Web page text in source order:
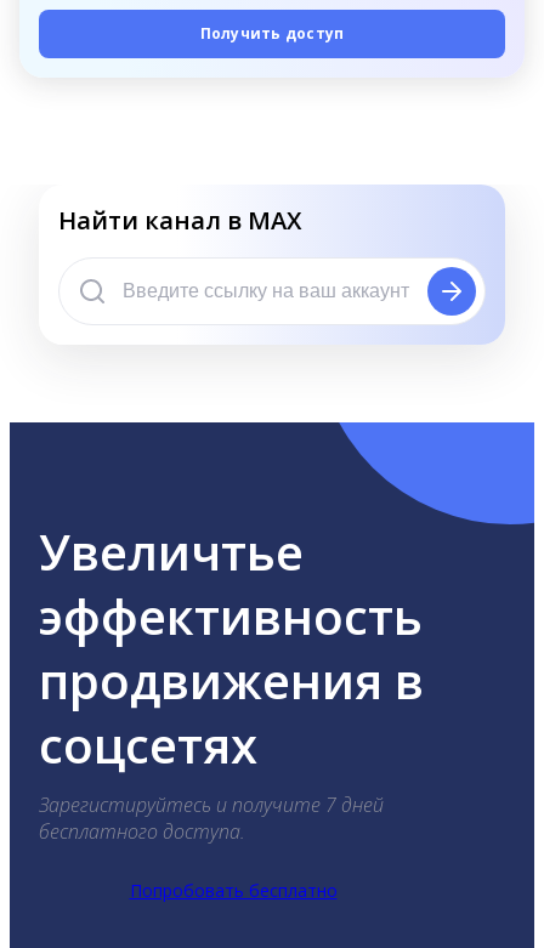
Получить доступ
Найти канал в MAX
Увеличтье
эффективность
продвижения в
соцсетях
Зарегистируйтесь и получите 7 дней
бесплатного доступа.
Попробовать бесплатно